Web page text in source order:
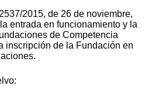
2015, de 26 de noviembre,
entrada en funcionamiento y la
de Competencia
inscripción de la Fundación en